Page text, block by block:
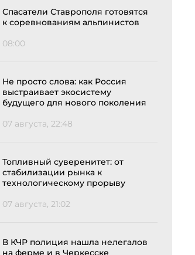
Спасатели Ставрополя готовятся
к соревнованиям альпинистов
08:00
Не просто слова: как Россия
выстраивает экосистему
будущего для нового поколения
07 августа, 22:48
Топливный суверенитет: от
стабилизации рынка к
технологическому прорыву
07 августа, 21:02
В КЧР полиция нашла нелегалов